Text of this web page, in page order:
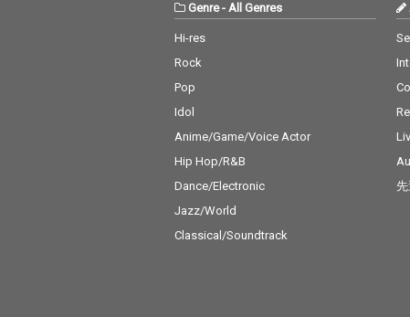
Genre- All Genres
Hi-res
Rock
Pop
Idol
Anime/Game/Voice Actor
Hip Hop/R&B
Dance/Electronic
Jazz/World
Classical/Soundtrack